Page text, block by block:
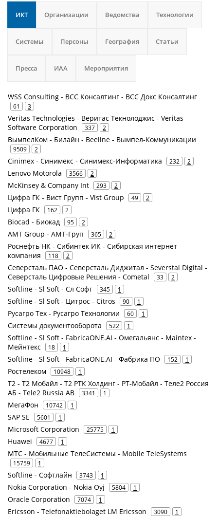
ИКТ Организации Ведомства Технологии
Системы Персоны География Статьи
Пресса ИАА Мероприятия
WSS Consulting - ВСС Консалтинг - ВСС Докс Консалтинг
61 3
Veritas Technologies - Веритас Текнолоджис - Veritas
Software Corporation
337 2
ВымпелКом - Билайн - Beeline - Вымпел-Коммуникации
9509 2
Cinimex - Синимекс - Синимекс-Информатика 232 2
Lenovo Motorola 3566 2
McKinsey & Company Int 293 2
Цифра ГК - Вист Групп - Vist Group 49 2
Цифра ГК 162 2
Biocad - Биокад 95 2
AMT Group - АМТ-Груп 365 2
Роснефть НК - Сибинтек ИК - Сибирская интернет
компания
118 2
Северсталь ПАО - Северсталь Диджитал - Severstal Digital -
Северсталь Цифровые Решения - Cometal
33 2
Softline - Sl Soft - Сл Софт 345 1
Softline - Sl Soft - Цитрос - Citros 90 1
Русагро Тех - Русагро Технологии 60 1
Системы документооборота 522 1
Softline - Sl Soft - FabricaONE.AI - Омегальянс - Maintex -
Мейнтекс
18 1
Softline - Sl Soft - FabricaONE.AI - Фабрика ПО 152 1
Ростелеком 10948 1
Т2 - Т2 Мобайл - Т2 РТК Холдинг - РТ-Мобайл - Теле2 Россия
АБ - Tele2 Russia AB
3341 1
МегаФон 10742 1
SAP SE 5601 1
Microsoft Corporation 25775 1
Huawei 4677 1
МТС - Мобильные ТелеСистемы - Mobile TeleSystems
15759 1
Softline - Софтлайн 3743 1
Nokia Corporation - Nokia Oyj 5804 1
Oracle Corporation 7074 1
Ericsson - Telefonaktiebolaget LM Ericsson 3090 1